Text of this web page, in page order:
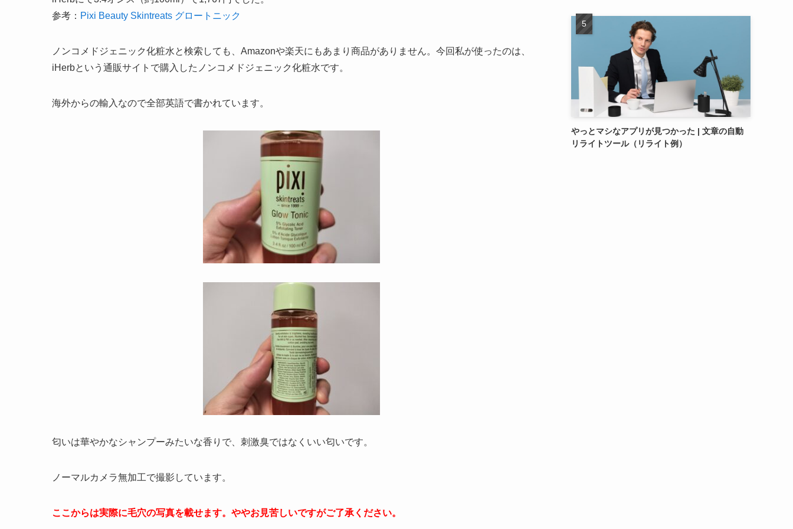
参考： Pixi Beauty Skintreats グロートニック
ノンコメドジェニック化粧水と検索しても、Amazonや楽天にもあまり商品がありません。今回私が使ったのは、
iHerbという通販サイトで購入したノンコメドジェニック化粧水です。
海外からの輸入なので全部英語で書かれています。
匂いは華やかなシャンプーみたいな香りで、刺激臭ではなくいい匂いです。
ノーマルカメラ無加工で撮影しています。
ここからは実際に毛穴の写真を載せます。ややお見苦しいですがご了承ください。
やっとマシなアプリが見つかった | 文章の自動
リライトツール（リライト例）